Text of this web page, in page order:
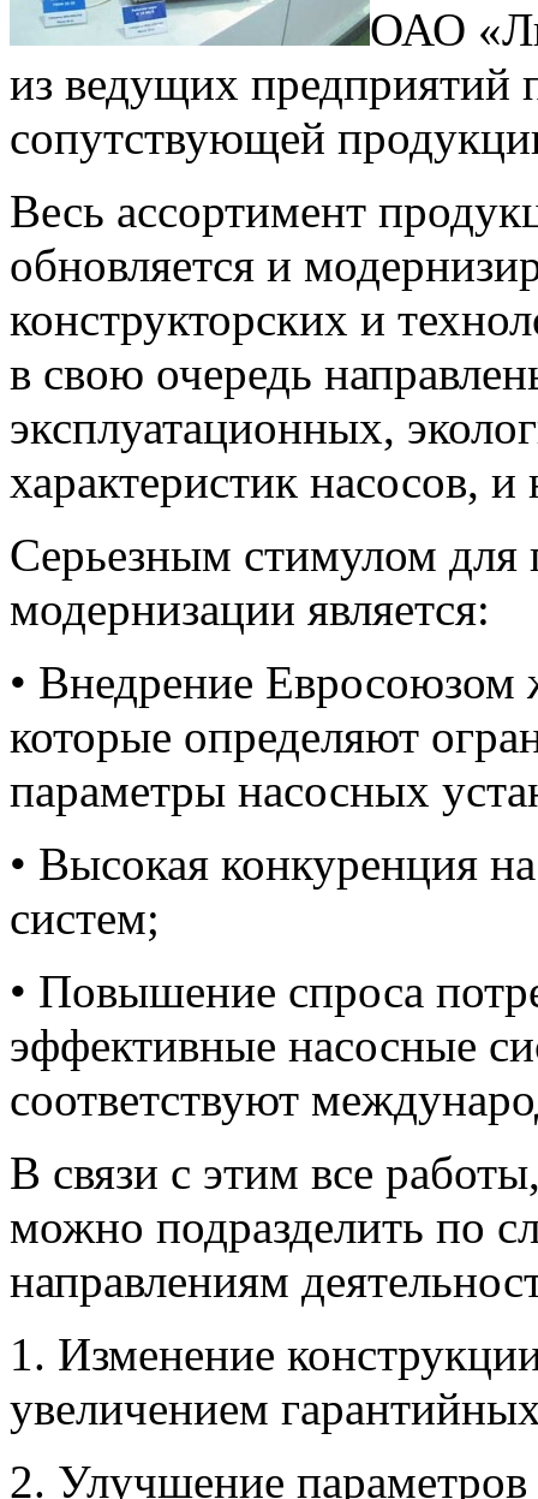
ОАО
из ведущих предприятий
сопутствующей
Весь ассортимент
обновляется и
конструкторских и
в свою очередь
эксплуатационных,
характеристик насосов,
Серьезным стимулом для
модернизации является:
• Внедрение Евросоюзом
которые определяют
параметры насосных
• Высокая конкуренция
систем;
• Повышение спроса
эффективные насосные
соответствуют
В связи с этим все
можно подразделить по
направлениям
1. Изменение
увеличением
2. Улучшение параметров